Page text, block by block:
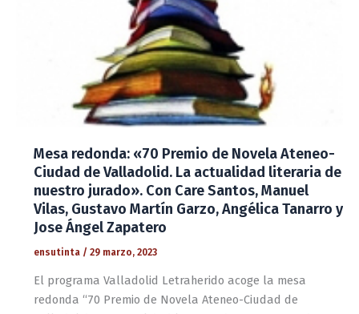
Mesa redonda: «70 Premio de Novela Ateneo-
Ciudad de Valladolid. La actualidad literaria de
nuestro jurado». Con Care Santos, Manuel
Vilas, Gustavo Martín Garzo, Angélica Tanarro y
Jose Ángel Zapatero
ensutinta / 29 marzo, 2023
El programa Valladolid Letraherido acoge la mesa
redonda “70 Premio de Novela Ateneo-Ciudad de